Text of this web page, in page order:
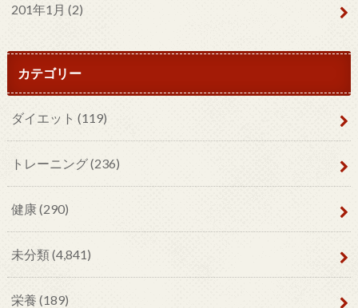
201年1月 (2)
カテゴリー
ダイエット (119)
トレーニング(236)
健康(290)
未分類(4,841)
栄養 (189)